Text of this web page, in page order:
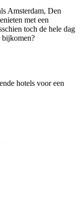
Amsterdam, Den
met een
toch de hele dag
bijkomen?
hotels voor een